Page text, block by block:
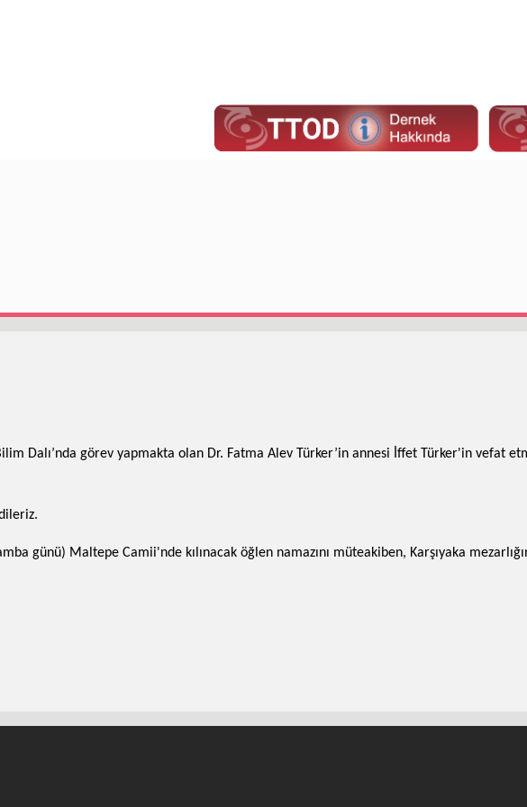
Dalı’nda görev yapmakta olan Dr. Fatma Alev Türker’in annesi İffet Türker'in vefat
günü) Maltepe Camii'nde kılınacak öğlen namazını müteakiben, Karşıyaka